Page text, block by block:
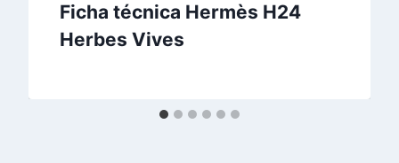
Ficha técnica Hermès H24
Herbes Vives